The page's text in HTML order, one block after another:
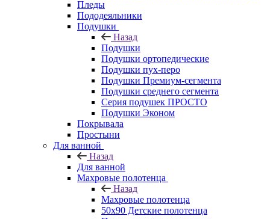
Пледы
Пододеяльники
Подушки
Назад
Подушки
Подушки ортопедические
Подушки пух-перо
Подушки Премиум-сегмента
Подушки среднего сегмента
Серия подушек ПРОСТО
Подушки Эконом
Покрывала
Простыни
Для ванной
Назад
Для ванной
Махровые полотенца
Назад
Махровые полотенца
50х90 Детские полотенца